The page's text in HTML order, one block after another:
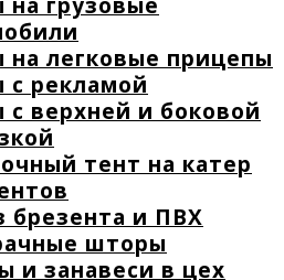
на легковые прицепы
с рекламой
с верхней и боковой
тент на катер
брезента и ПВХ
шторы
и занавеси в цех